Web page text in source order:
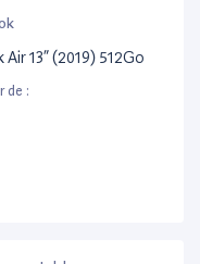
13” (2019) 512Go
de :